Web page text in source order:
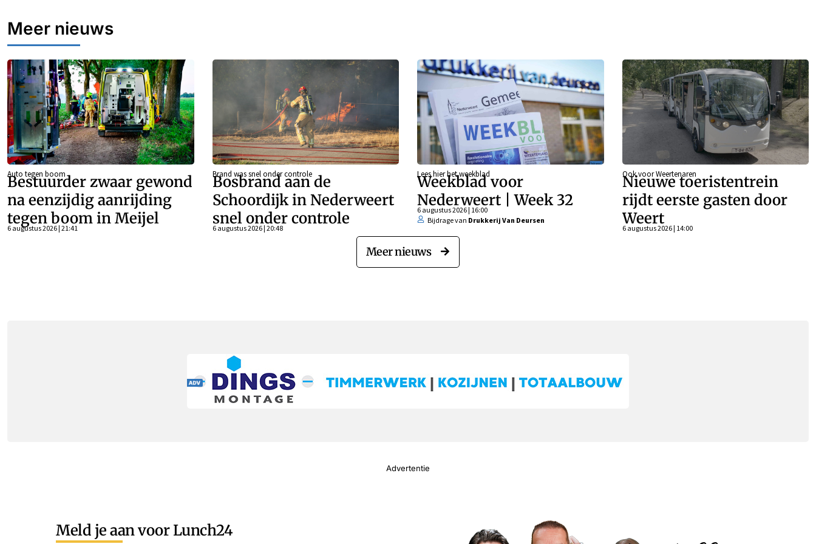
Meer nieuws
Auto tegen boom
Bestuurder zwaar gewond
na eenzijdig aanrijding
tegen boom in Meijel
6 augustus 2026 | 21:41
Brand was snel onder controle
Bosbrand aan de
Schoordijk in Nederweert
snel onder controle
6 augustus 2026 | 20:48
Lees hier het weekblad
Weekblad voor
Nederweert | Week 32
6 augustus 2026 | 16:00
Bijdrage van Drukkerij Van Deursen
Ook voor Weertenaren
Nieuwe toeristentrein
rijdt eerste gasten door
Weert
6 augustus 2026 | 14:00
Meer nieuws
Advertentie
Meld je aan voor Lunch24